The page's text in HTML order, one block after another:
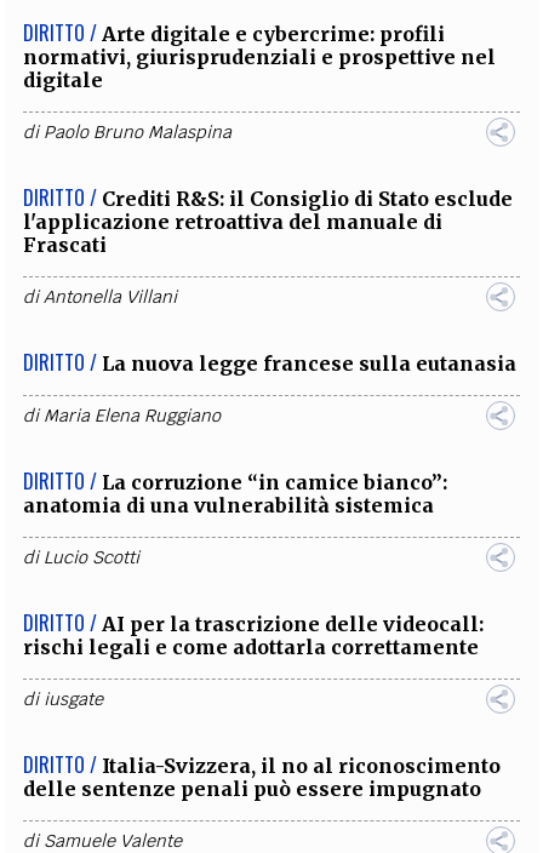
DIRITTO / Arte digitale e cybercrime: profili
normativi, giurisprudenziali e prospettive nel
digitale
diPaolo Bruno Malaspina
DIRITTO / Crediti R&S: il Consiglio di Stato esclude
l'applicazione retroattiva del manuale di
Frascati
diAntonella Villani
DIRITTO / La nuova legge francese sulla eutanasia
diMaria Elena Ruggiano
DIRITTO / La corruzione “in camice bianco”:
anatomia di una vulnerabilità sistemica
diLucio Scotti
DIRITTO / AI per la trascrizione delle videocall:
rischi legali e come adottarla correttamente
diiusgate
DIRITTO / Italia-Svizzera, il no al riconoscimento
delle sentenze penali può essere impugnato
diSamuele Valente